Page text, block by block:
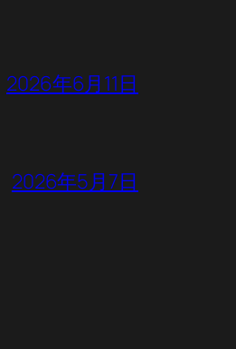
2026年6月11日
2026年5月7日